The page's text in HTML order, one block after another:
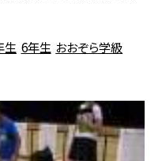
生 6年生 おおぞら学級